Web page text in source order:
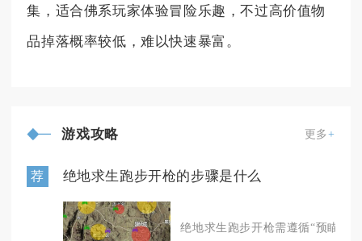
集，适合佛系玩家体验冒险乐趣，不过高价值物
品掉落概率较低，难以快速暴富。
游戏攻略 更多+
荐 绝地求生跑步开枪的步骤是什么
绝地求生跑步开枪需遵循“预瞄